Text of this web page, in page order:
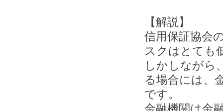
【解説】
信用保証協会
スクはとても
しかしながら
る場合には、
です。